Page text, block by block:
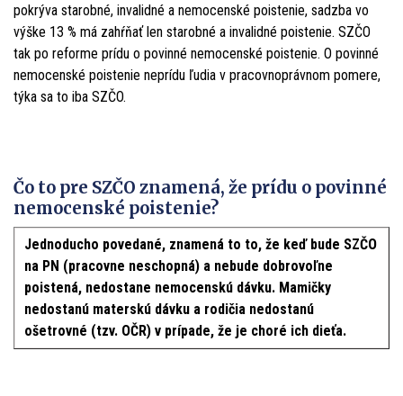
pokrýva starobné, invalidné a nemocenské poistenie, sadzba vo
výške 13 % má zahŕňať len starobné a invalidné poistenie. SZČO
tak po reforme prídu o povinné nemocenské poistenie. O povinné
nemocenské poistenie neprídu ľudia v pracovnoprávnom pomere,
týka sa to iba SZČO.
Čo to pre SZČO znamená, že prídu o povinné
nemocenské poistenie?
Jednoducho povedané, znamená to to, že keď bude SZČO
na PN (pracovne neschopná) a nebude dobrovoľne
poistená, nedostane nemocenskú dávku. Mamičky
nedostanú materskú dávku a rodičia nedostanú
ošetrovné (tzv. OČR) v prípade, že je choré ich dieťa.